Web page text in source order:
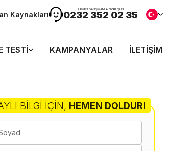
Kaynakları
HEMEN DANIŞMANLA GÖRÜŞÜN
0232 352 02 35
TESTI KAMPANYALAR İLETIŞIM
BILGI İÇIN, HEMEN DOLDUR!